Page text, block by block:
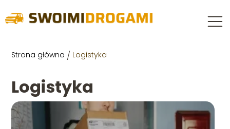
Strona główna / Logistyka
Logistyka